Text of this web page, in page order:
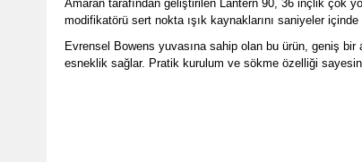
Amaran tarafından geliştirilen Lantern 90, 36 inçlik çok
modifikatörü sert nokta ışık kaynaklarını saniyeler
Evrensel Bowens yuvasına sahip olan bu ürün, geniş
esneklik sağlar. Pratik kurulum ve sökme özelliği